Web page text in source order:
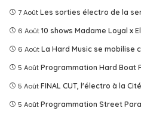
7 Août Les sorties électro de la
6 Août 10 shows Madame Loyal x
6 Août La Hard Music se mobilise
5 Août Programmation Hard Boat
5 Août FINAL CUT, l'électro à la
5 Août Programmation Street